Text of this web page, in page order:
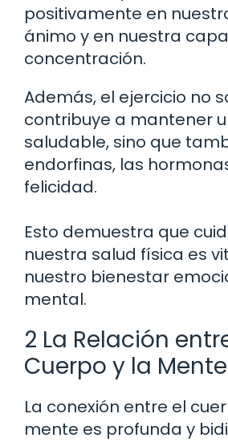
positivamente en
ánimo y en nuestra
concentración.
Además, el ejercicio no
contribuye a mantener
saludable, sino que
endorfinas, las
felicidad.
Esto demuestra que
nuestra salud física es
nuestro bienestar
mental.
2 La Relación
Cuerpo y la Mente
La conexión entre el
mente es profunda y